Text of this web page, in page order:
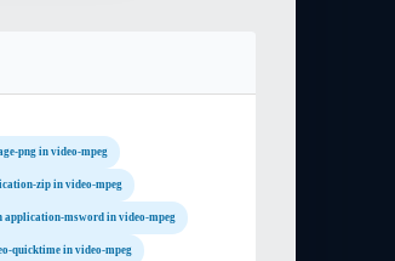
png in video-mpeg
zip in video-mpeg
application-msword in video-mpeg
quicktime in video-mpeg